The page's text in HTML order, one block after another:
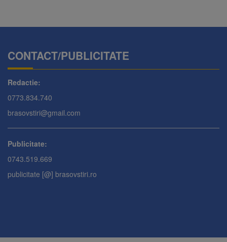
CONTACT/PUBLICITATE
Redactie:
0773.834.740
brasovstiri@gmail.com
Publicitate:
0743.519.669
publicitate [@] brasovstiri.ro